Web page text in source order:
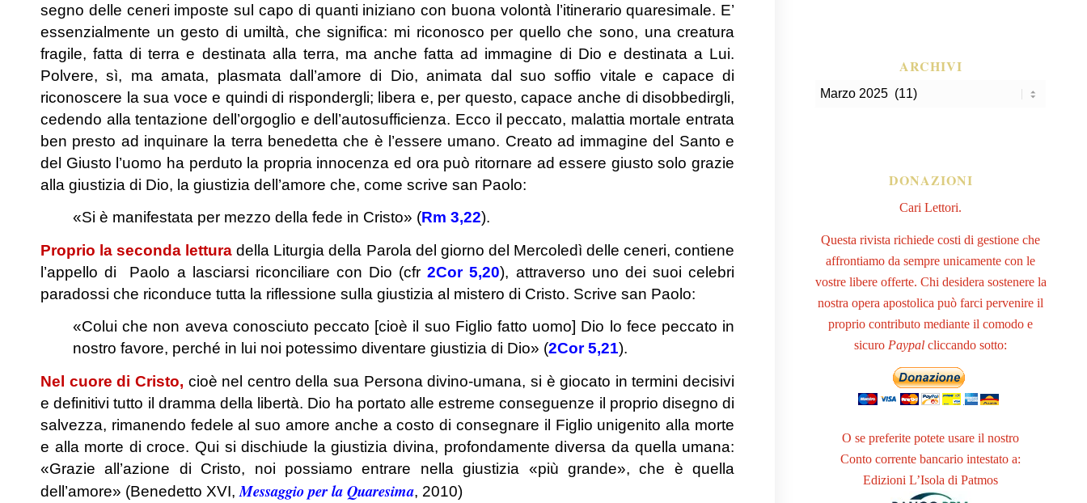
segno delle ceneri imposte sul capo di quanti iniziano con buona volontà l’itinerario quaresimale. E’
essenzialmente un gesto di umiltà, che significa: mi riconosco per quello che sono, una creatura
fragile, fatta di terra e destinata alla terra, ma anche fatta ad immagine di Dio e destinata a Lui.
Polvere, sì, ma amata, plasmata dall’amore di Dio, animata dal suo soffio vitale e capace di
riconoscere la sua voce e quindi di rispondergli; libera e, per questo, capace anche di disobbedirgli,
cedendo alla tentazione dell’orgoglio e dell’autosufficienza. Ecco il peccato, malattia mortale entrata
ben presto ad inquinare la terra benedetta che è l’essere umano. Creato ad immagine del Santo e
del Giusto l’uomo ha perduto la propria innocenza ed ora può ritornare ad essere giusto solo grazie
alla giustizia di Dio, la giustizia dell’amore che, come scrive san Paolo:
«Si è manifestata per mezzo della fede in Cristo» (Rm 3,22).
Proprio la seconda lettura della Liturgia della Parola del giorno del Mercoledì delle ceneri, contiene
l’appello di Paolo a lasciarsi riconciliare con Dio (cfr2Cor5,20), attraverso uno dei suoi celebri
paradossi che riconduce tutta la riflessione sulla giustizia al mistero di Cristo. Scrive san Paolo:
«Colui che non aveva conosciuto peccato [cioè il suo Figlio fatto uomo] Dio lo fece peccato in
nostro favore, perché in lui noi potessimo diventare giustizia di Dio» (2Cor 5,21).
Nel cuore di Cristo, cioè nel centro della sua Persona divino-umana, si è giocato in termini decisivi
e definitivi tutto il dramma della libertà. Dio ha portato alle estreme conseguenze il proprio disegno di
salvezza, rimanendo fedele al suo amore anche a costo di consegnare il Figlio unigenito alla morte
e alla morte di croce. Qui si dischiude la giustizia divina, profondamente diversa da quella umana:
«Grazie all’azione di Cristo, noi possiamo entrare nella giustizia «più grande», che è quella
dell’amore» (Benedetto XVI, Messaggio per la Quaresima, 2010)
ARCHIVI
DONAZIONI
Cari Lettori.
Questa rivista richiede costi di gestione che
affrontiamo da sempre unicamente con le
vostre libere offerte. Chi desidera sostenere la
nostra opera apostolica può farci pervenire il
proprio contributo mediante il comodo e
sicuro Paypal cliccando sotto:
O se preferite potete usare il nostro
Conto corrente bancario intestato a:
Edizioni L’Isola di Patmos